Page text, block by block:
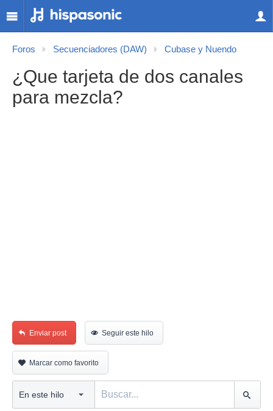
Foros Secuenciadores (DAW) Cubase y Nuendo
¿Que tarjeta de dos canales
para mezcla?
Enviar post Seguir este hilo
Marcar como favorito